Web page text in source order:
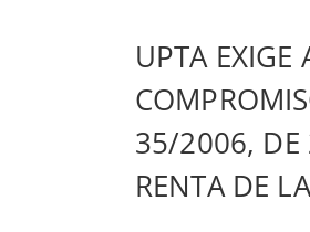
UPTA
35/2006, DE
RENTA DE